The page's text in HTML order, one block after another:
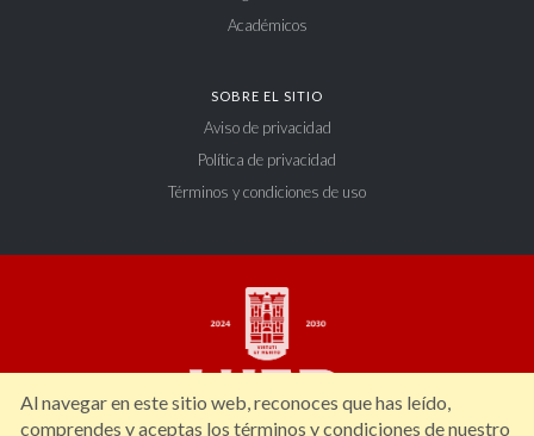
Académicos
SOBRE EL SITIO
Aviso de privacidad
Política de privacidad
Términos y condiciones de uso
Al navegar en este sitio web, reconoces que has leído,
comprendes y aceptas los términos y condiciones de nuestro